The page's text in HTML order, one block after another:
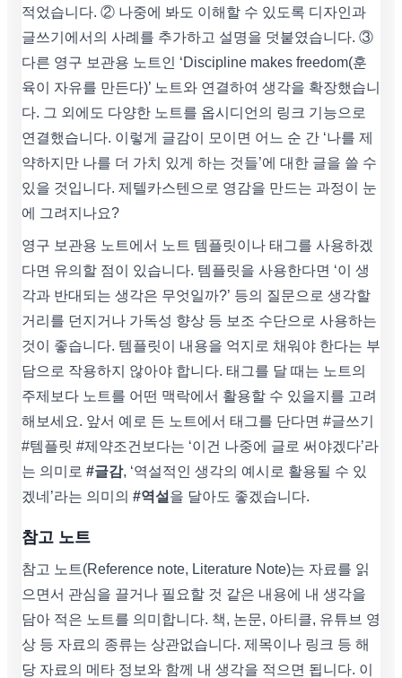
적었습니다. ② 나중에 봐도 이해할 수 있도록 디자인과
글쓰기에서의 사례를 추가하고 설명을 덧붙였습니다. ③
다른 영구 보관용 노트인 ‘Discipline makes freedom(훈
육이 자유를 만든다)’ 노트와 연결하여 생각을 확장했습니
다. 그 외에도 다양한 노트를 옵시디언의 링크 기능으로
연결했습니다. 이렇게 글감이 모이면 어느 순 간 ‘나를 제
약하지만 나를 더 가치 있게 하는 것들’에 대한 글을 쓸 수
있을 것입니다. 제텔카스텐으로 영감을 만드는 과정이 눈
에 그려지나요?
영구 보관용 노트에서 노트 템플릿이나 태그를 사용하겠
다면 유의할 점이 있습니다. 템플릿을 사용한다면 ‘이 생
각과 반대되는 생각은 무엇일까?’ 등의 질문으로 생각할
거리를 던지거나 가독성 향상 등 보조 수단으로 사용하는
것이 좋습니다. 템플릿이 내용을 억지로 채워야 한다는 부
담으로 작용하지 않아야 합니다. 태그를 달 때는 노트의
주제보다 노트를 어떤 맥락에서 활용할 수 있을지를 고려
해보세요. 앞서 예로 든 노트에서 태그를 단다면 #글쓰기
#템플릿 #제약조건보다는 ‘이건 나중에 글로 써야겠다’라
는 의미로 #글감, ‘역설적인 생각의 예시로 활용될 수 있
겠네’라는 의미의 #역설을 달아도 좋겠습니다.
참고 노트
참고 노트(Reference note, Literature Note)는 자료를 읽
으면서 관심을 끌거나 필요할 것 같은 내용에 내 생각을
담아 적은 노트를 의미합니다. 책, 논문, 아티클, 유튜브 영
상 등 자료의 종류는 상관없습니다. 제목이나 링크 등 해
당 자료의 메타 정보와 함께 내 생각을 적으면 됩니다. 이